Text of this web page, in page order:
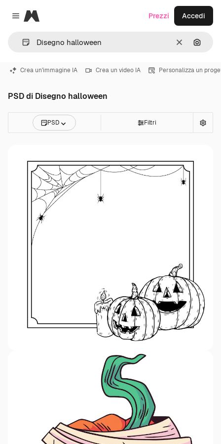
Close menu
Magnific
CancellaCerca
Prezzi Accedi
Crea un'immagine IA Crea un video IA Personalizza un
PSD di Disegno halloween
PSD Filtri